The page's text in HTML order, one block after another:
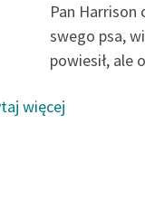
Pan Harrison
swego psa,
powiesił, ale
więcej